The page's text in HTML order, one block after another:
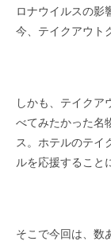
ロナウイルスの影
今、テイクアウト
しかも、テイクア
べてみたかった名
ス。ホテルのテイ
ルを応援すること
そこで今回は、数